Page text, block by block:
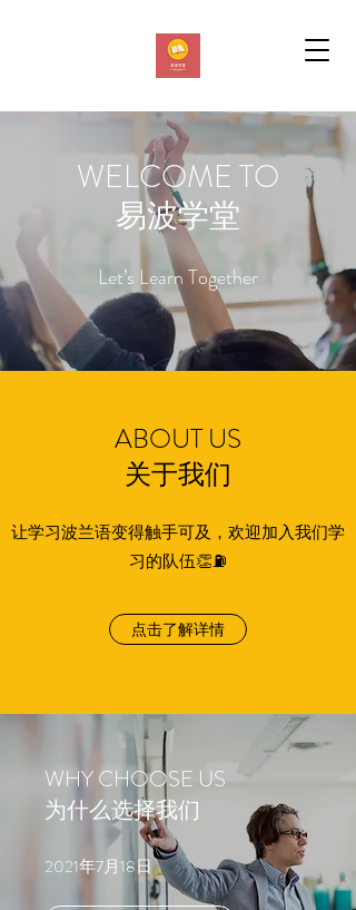
WELCOME TO
易波学堂
Let’s Learn Together
ABOUT US
关于我们
让学习波兰语变得触手可及，欢迎加入我们学
习的队伍👏⛽️
点击了解详情
WHY CHOOSE US
为什么选择我们​
2021年7月18日